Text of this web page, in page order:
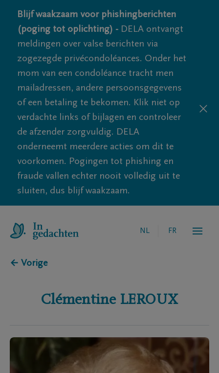
Blijf waakzaam voor phishingberichten
(poging tot oplichting) - DELA ontvangt
meldingen over valse berichten via
zogezegde privécondoléances. Onder het
mom van een condoléance tracht men
mailadressen, andere persoonsgegevens
of een betaling te bekomen. Klik niet op
verdachte links of bijlagen en controleer
de afzender zorgvuldig. DELA
onderneemt meerdere acties om dit te
voorkomen. Pogingen tot phishing en
fraude vallen echter nooit volledig uit te
sluiten, dus blijf waakzaam.
NL FR
← Vorige
Clémentine LEROUX